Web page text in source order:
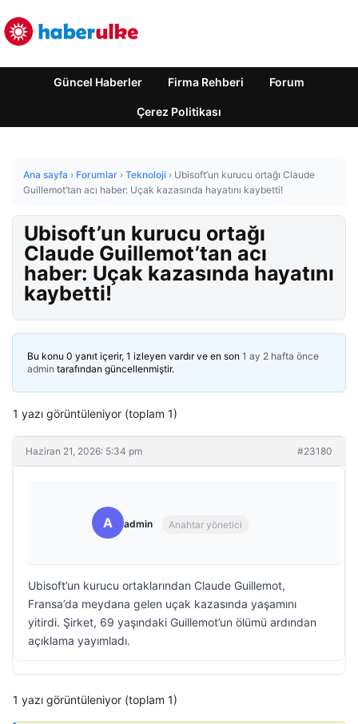
Güncel Haberler Firma Rehberi Forum
Çerez Politikası
Ana sayfa › Forumlar › Teknoloji › Ubisoft’un kurucu ortağı Claude
Guillemot’tan acı haber: Uçak kazasında hayatını kaybetti!
Ubisoft’un kurucu ortağı
Claude Guillemot’tan acı
haber: Uçak kazasında hayatını
kaybetti!
Bu konu 0 yanıt içerir, 1 izleyen vardır ve en son 1 ay 2 hafta önce
admin tarafından güncellenmiştir.
1 yazı görüntüleniyor (toplam 1)
Haziran 21, 2026: 5:34 pm #23180
A admin Anahtar yönetici
Ubisoft’un kurucu ortaklarından Claude Guillemot,
Fransa’da meydana gelen uçak kazasında yaşamını
yitirdi. Şirket, 69 yaşındaki Guillemot’un ölümü ardından
açıklama yayımladı.
1 yazı görüntüleniyor (toplam 1)